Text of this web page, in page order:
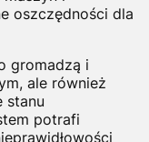
oszczędności dla
gromadzą i
ale również
stanu
potrafi